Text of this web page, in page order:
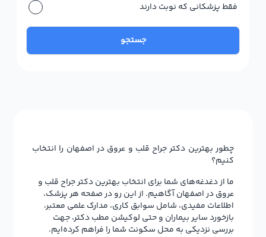
فقط پزشکانی که نوبت دارند
جستجو
چطور بهترین دکتر جراح قلب و عروق در اصفهان را انتخاب
کنیم؟
ما از دغدغه‌های شما برای انتخاب بهترین دکتر جراح قلب و
عروق در اصفهان آگاهیم. از این رو در صفحه هر پزشک،
اطلاعات مفیدی، شامل سوابق کاری، مدارک علمی معتبر،
بازخورد سایر بیماران و حتی لوکیشن مطب دکتر، جهت
بررسی نزدیکی به محل سکونت شما را فراهم کرده‌ایم.